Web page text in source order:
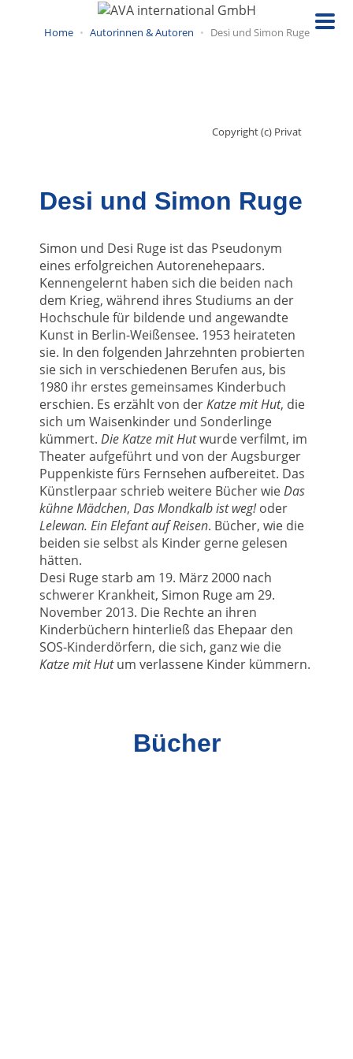
Home Autorinnen & Autoren Desi und Simon Ruge
Copyright (c) Privat
Desi und Simon Ruge
Simon und Desi Ruge ist das Pseudonym
eines erfolgreichen Autorenehepaars.
Kennengelernt haben sich die beiden nach
dem Krieg, während ihres Studiums an der
Hochschule für bildende und angewandte
Kunst in Berlin-Weißensee. 1953 heirateten
sie. In den folgenden Jahrzehnten probierten
sie sich in verschiedenen Berufen aus, bis
1980 ihr erstes gemeinsames Kinderbuch
erschien. Es erzählt von derKatze mit Hut, die
sich um Waisenkinder und Sonderlinge
kümmert. Die Katze mit Hutwurde verfilmt, im
Theater aufgeführt und von der Augsburger
Puppenkiste fürs Fernsehen aufbereitet. Das
Künstlerpaar schrieb weitere Bücher wieDas
kühne Mädchen, Das Mondkalb ist weg!oder
Lelewan. Ein Elefant auf Reisen. Bücher, wie die
beiden sie selbst als Kinder gerne gelesen
hätten.
Desi Ruge starb am 19. März 2000 nach
schwerer Krankheit, Simon Ruge am 29.
November 2013. Die Rechte an ihren
Kinderbüchern hinterließ das Ehepaar den
SOS-Kinderdörfern, die sich, ganz wie die
Katze mit Hutum verlassene Kinder kümmern.
Bücher